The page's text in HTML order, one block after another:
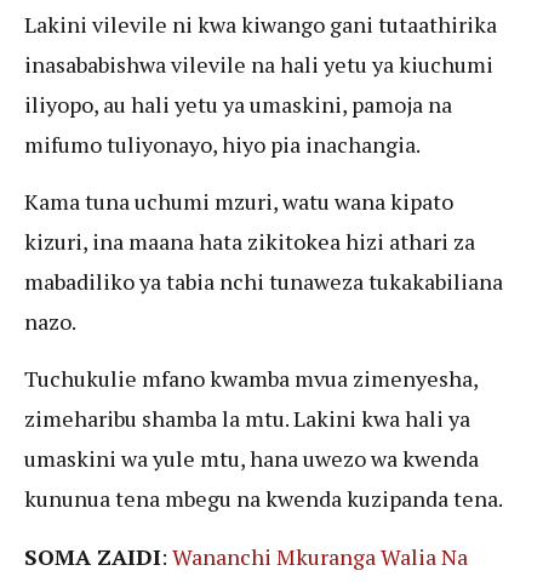
Lakini vilevile ni kwa kiwango gani tutaathirika
inasababishwa vilevile na hali yetu ya kiuchumi
iliyopo, au hali yetu ya umaskini, pamoja na
mifumo tuliyonayo, hiyo pia inachangia.
Kama tuna uchumi mzuri, watu wana kipato
kizuri, ina maana hata zikitokea hizi athari za
mabadiliko ya tabia nchi tunaweza tukakabiliana
nazo.
Tuchukulie mfano kwamba mvua zimenyesha,
zimeharibu shamba la mtu. Lakini kwa hali ya
umaskini wa yule mtu, hana uwezo wa kwenda
kununua tena mbegu na kwenda kuzipanda tena.
SOMA ZAIDI: Wananchi Mkuranga Walia Na